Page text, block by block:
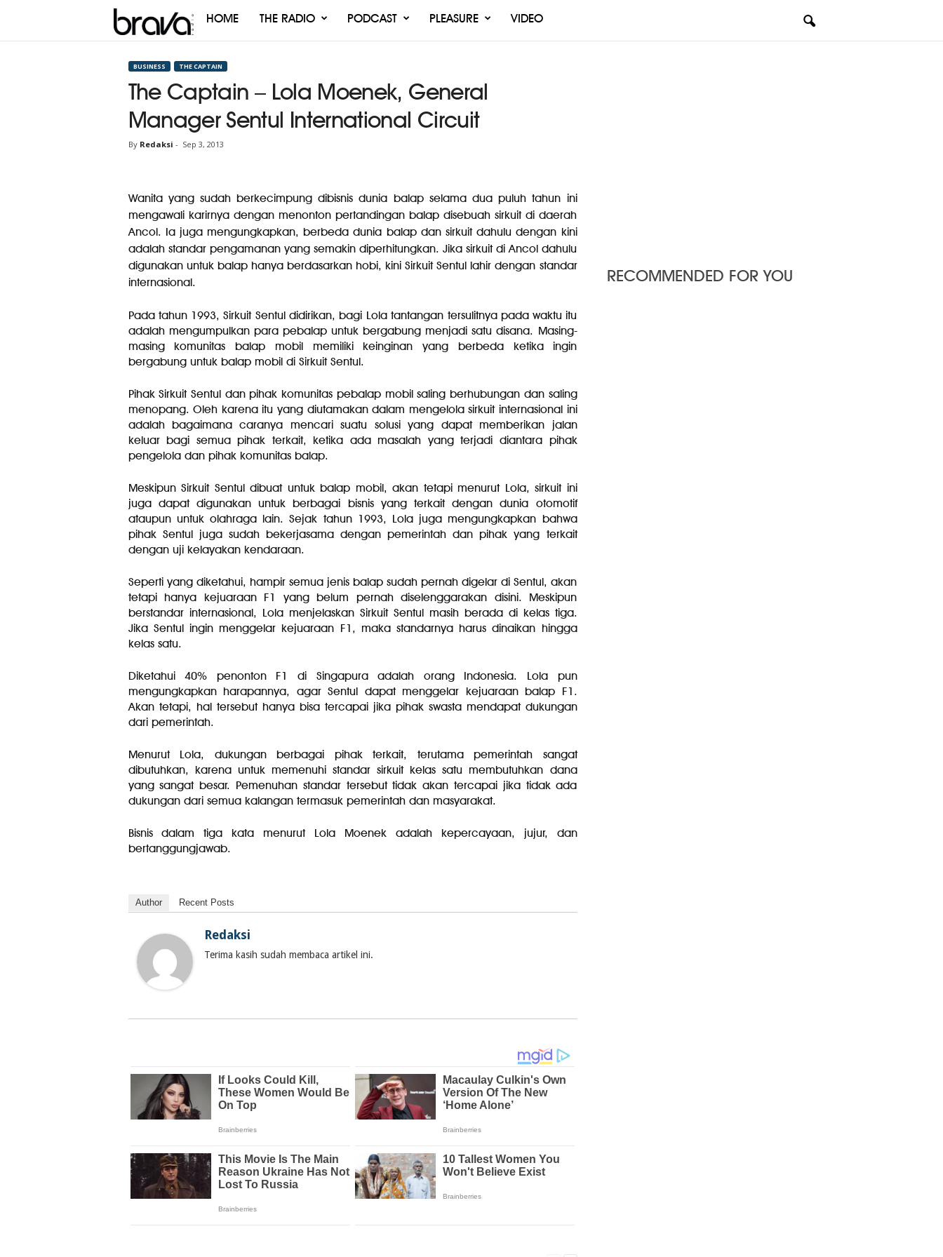
Brava
HOME THE RADIO PODCAST PLEASURE VIDEO
BUSINESS THE CAPTAIN
The Captain – Lola Moenek, General
Manager Sentul International Circuit
By Redaksi - Sep 3, 2013
Wanita yang sudah berkecimpung dibisnis dunia balap selama dua puluh tahun ini
mengawali karirnya dengan menonton pertandingan balap disebuah sirkuit di daerah
Ancol. Ia juga mengungkapkan, berbeda dunia balap dan sirkuit dahulu dengan kini
adalah standar pengamanan yang semakin diperhitungkan. Jika sirkuit di Ancol dahulu
digunakan untuk balap hanya berdasarkan hobi, kini Sirkuit Sentul lahir dengan standar
internasional.
Pada tahun 1993, Sirkuit Sentul didirikan, bagi Lola tantangan tersulitnya pada waktu itu
adalah mengumpulkan para pebalap untuk bergabung menjadi satu disana. Masing-
masing komunitas balap mobil memiliki keinginan yang berbeda ketika ingin
bergabung untuk balap mobil di Sirkuit Sentul.
Pihak Sirkuit Sentul dan pihak komunitas pebalap mobil saling berhubungan dan saling
menopang. Oleh karena itu yang diutamakan dalam mengelola sirkuit internasional ini
adalah bagaimana caranya mencari suatu solusi yang dapat memberikan jalan
keluar bagi semua pihak terkait, ketika ada masalah yang terjadi diantara pihak
pengelola dan pihak komunitas balap.
Meskipun Sirkuit Sentul dibuat untuk balap mobil, akan tetapi menurut Lola, sirkuit ini
juga dapat digunakan untuk berbagai bisnis yang terkait dengan dunia otomotif
ataupun untuk olahraga lain. Sejak tahun 1993, Lola juga mengungkapkan bahwa
pihak Sentul juga sudah bekerjasama dengan pemerintah dan pihak yang terkait
dengan uji kelayakan kendaraan.
Seperti yang diketahui, hampir semua jenis balap sudah pernah digelar di Sentul, akan
tetapi hanya kejuaraan F1 yang belum pernah diselenggarakan disini. Meskipun
berstandar internasional, Lola menjelaskan Sirkuit Sentul masih berada di kelas tiga.
Jika Sentul ingin menggelar kejuaraan F1, maka standarnya harus dinaikan hingga
kelas satu.
Diketahui 40% penonton F1 di Singapura adalah orang Indonesia. Lola pun
mengungkapkan harapannya, agar Sentul dapat menggelar kejuaraan balap F1.
Akan tetapi, hal tersebut hanya bisa tercapai jika pihak swasta mendapat dukungan
dari pemerintah.
Menurut Lola, dukungan berbagai pihak terkait, terutama pemerintah sangat
dibutuhkan, karena untuk memenuhi standar sirkuit kelas satu membutuhkan dana
yang sangat besar. Pemenuhan standar tersebut tidak akan tercapai jika tidak ada
dukungan dari semua kalangan termasuk pemerintah dan masyarakat.
Bisnis dalam tiga kata menurut Lola Moenek adalah kepercayaan, jujur, dan
bertanggungjawab.
Author Recent Posts
Redaksi
Terima kasih sudah membaca artikel ini.
RECOMMENDED FOR YOU